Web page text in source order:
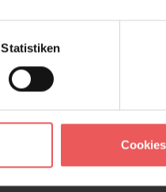
Statistiken